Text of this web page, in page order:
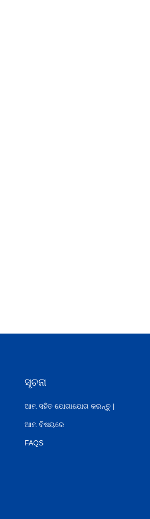
ସୂଚନା
ଆମ ସହିତ ଯୋଗାଯୋଗ କରନ୍ତୁ |
ଆମ ବିଷୟରେ
FAQS